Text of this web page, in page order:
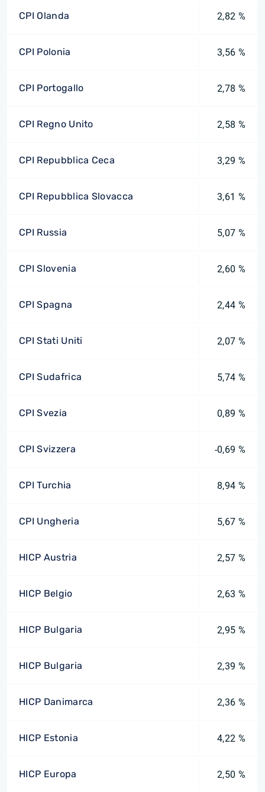
CPI Olanda 2,82 %
CPI Polonia 3,56 %
CPI Portogallo 2,78 %
CPI Regno Unito 2,58 %
CPI Repubblica Ceca 3,29 %
CPI Repubblica Slovacca 3,61 %
CPI Russia 5,07 %
CPI Slovenia 2,60 %
CPI Spagna 2,44 %
CPI Stati Uniti 2,07 %
CPI Sudafrica 5,74 %
CPI Svezia 0,89 %
CPI Svizzera -0,69 %
CPI Turchia 8,94 %
CPI Ungheria 5,67 %
HICP Austria 2,57 %
HICP Belgio 2,63 %
HICP Bulgaria 2,95 %
HICP Bulgaria 2,39 %
HICP Danimarca 2,36 %
HICP Estonia 4,22 %
HICP Europa 2,50 %